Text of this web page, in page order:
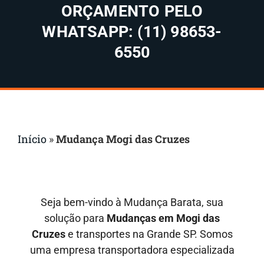
ORÇAMENTO PELO
WHATSAPP: (11) 98653-
6550
Início »Mudança Mogi das Cruzes
Seja bem-vindo à Mudança Barata, sua
solução para Mudanças em Mogi das
Cruzese transportes na Grande SP. Somos
uma empresa transportadora especializada